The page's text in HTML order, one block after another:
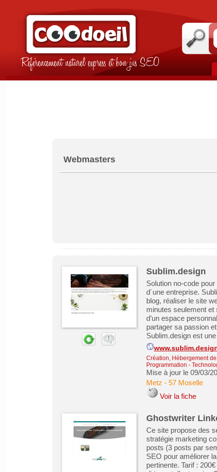
Référencement naturel express et bon jus SEO
Webmasters
Sublim.design
Solution no-code
d´une entreprise.
blog, réaliser le site
minutes seulement
d’un espace
partager sa passion
Sublim.design est
Création, Hébergement
Programmation -
Mise à jour le 09/03/
Metz - 57 Moselle
Voir la fiche
Ghostwriter
Ce site propose des
stratégie marketing
posts (3 posts par
SEO pour améliorer
pertinente. Tarif :